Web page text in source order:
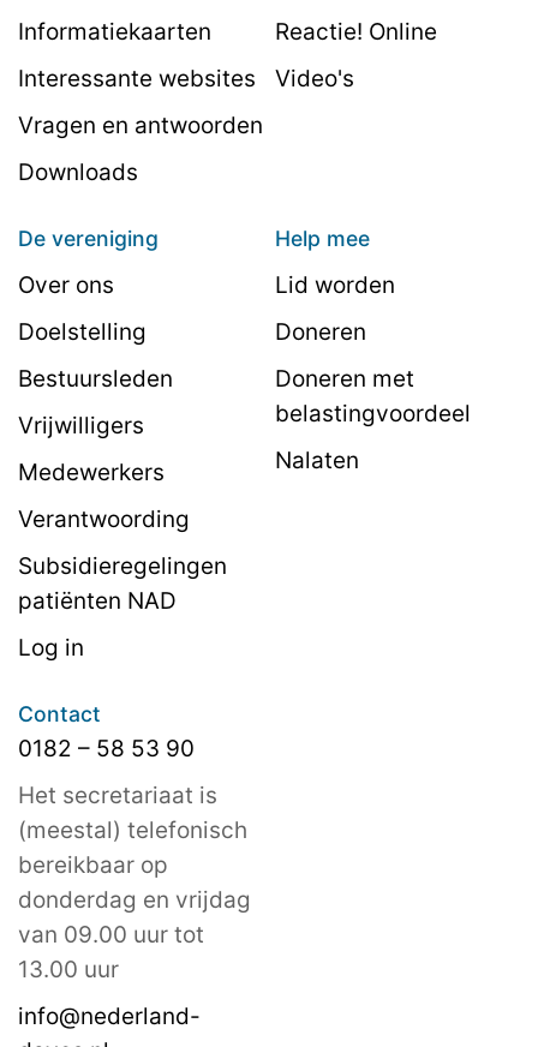
Informatiekaarten
Interessante websites
Vragen en antwoorden
Downloads
Reactie! Online
Video's
De vereniging
Over ons
Doelstelling
Bestuursleden
Vrijwilligers
Medewerkers
Verantwoording
Subsidieregelingen
patiënten NAD
Log in
Help mee
Lid worden
Doneren
Doneren met
belastingvoordeel
Nalaten
Contact
0182 – 58 53 90
Het secretariaat is
(meestal) telefonisch
bereikbaar op
donderdag en vrijdag
van 09.00 uur tot
13.00 uur
info@nederland-